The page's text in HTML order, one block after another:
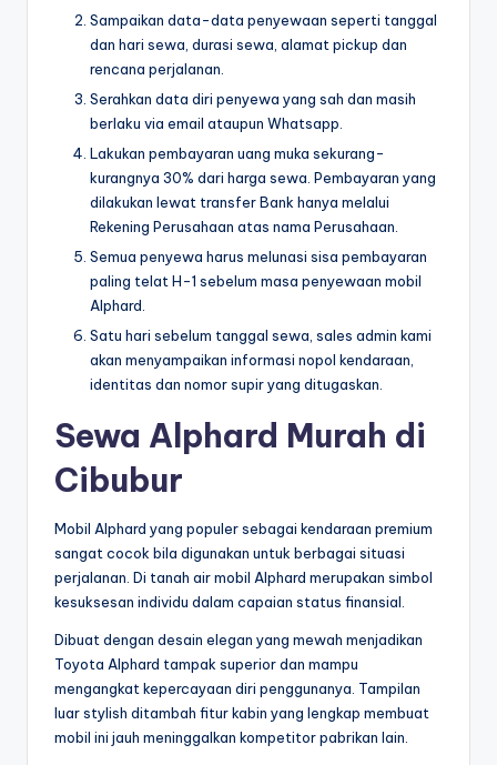
Sampaikan data-data penyewaan seperti tanggal
dan hari sewa, durasi sewa, alamat pickup dan
rencana perjalanan.
Serahkan data diri penyewa yang sah dan masih
berlaku via email ataupun Whatsapp.
Lakukan pembayaran uang muka sekurang-
kurangnya 30% dari harga sewa. Pembayaran yang
dilakukan lewat transfer Bank hanya melalui
Rekening Perusahaan atas nama Perusahaan.
Semua penyewa harus melunasi sisa pembayaran
paling telat H-1 sebelum masa penyewaan mobil
Alphard.
Satu hari sebelum tanggal sewa, sales admin kami
akan menyampaikan informasi nopol kendaraan,
identitas dan nomor supir yang ditugaskan.
Sewa Alphard Murah di
Cibubur
Mobil Alphard yang populer sebagai kendaraan premium
sangat cocok bila digunakan untuk berbagai situasi
perjalanan. Di tanah air mobil Alphard merupakan simbol
kesuksesan individu dalam capaian status finansial.
Dibuat dengan desain elegan yang mewah menjadikan
Toyota Alphard tampak superior dan mampu
mengangkat kepercayaan diri penggunanya. Tampilan
luar stylish ditambah fitur kabin yang lengkap membuat
mobil ini jauh meninggalkan kompetitor pabrikan lain.